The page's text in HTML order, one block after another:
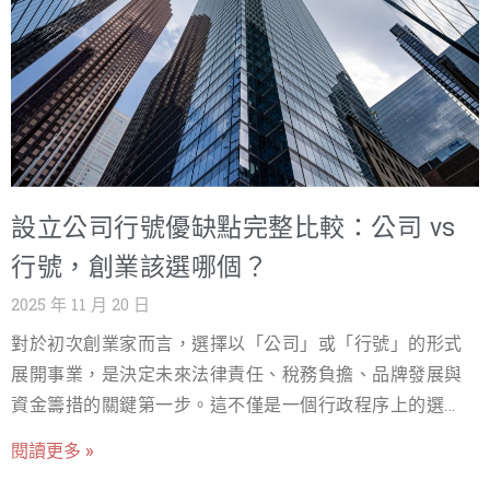
型事業或許尚可接受，但一旦業務擴大、涉及金額增加，
例如簽訂大額合約、發生產品責任事故或重大營運虧損，
無限責任將是個人資產的巨大威脅。許多創業者在初期忽
略了這一點，直到
血付諸東流，甚至面臨巨額賠償。 面對台灣複雜且專業的
商標法規與冗長的申請流程，許多人會陷入兩難：究竟該
為了節省一筆商標註冊代辦費用而選擇自己摸索，還是尋
求專業的商標代辦服務，以確保萬無一失？這是一個攸關
時間成本、風險控管與最終成功率的關鍵決策。許多人誤
以為商標註冊只是簡單的行政程序，但事實上，它涉及專
面對官方審查意見時的專業答辯能力。一個微小的錯誤，
都可能導致數個月的延宕，甚至直接被駁回。 本篇文章將
較自行申請與委託代辦的商標註冊代辦費用結構，並透過
台灣官方數據與實際案例，讓您全面了解商標註冊代辦費
用的價值所在，做出最明智、最有效率的品牌保護決策。
為什麼需要商標代辦？5 大核心優勢深度解析 許多人認為
商標註冊代辦費用是一筆不必要的額外開銷，但從長遠的
設立公司行號優缺點完整比較：公司 vs
行號，創業該選哪個？
2025 年 11 月 20 日
對於初次創業家而言，選擇以「公司」或「行號」的形式
展開事業，是決定未來法律責任、稅務負擔、品牌發展與
資金籌措的關鍵第一步。這不僅是一個行政程序上的選
懂的語調，深度解析設立公司行號優缺點，從法律責任、
閱讀更多 »